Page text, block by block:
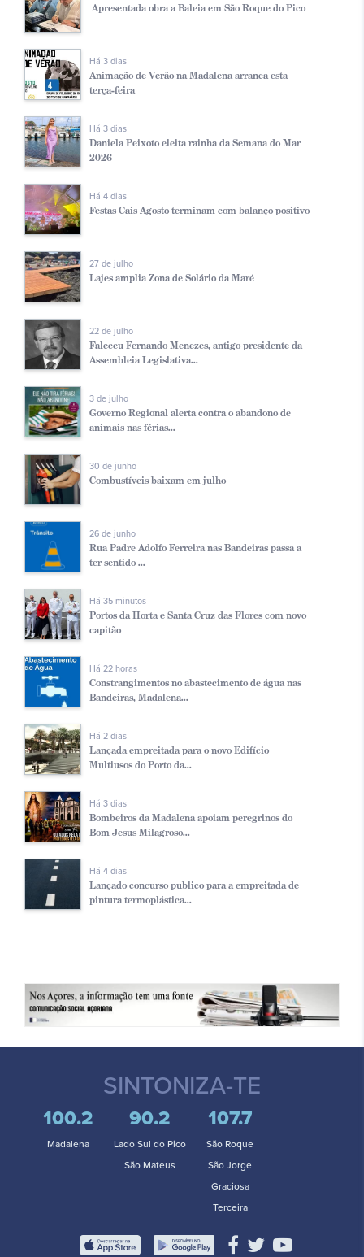
Apresentada obra a Baleia em São Roque do Pico
Há 3 dias
Animação de Verão na Madalena arranca esta
terça-feira
Há 3 dias
Daniela Peixoto eleita rainha da Semana do Mar
2026
Há 4 dias
Festas Cais Agosto terminam com balanço positivo
27 de julho
Lajes amplia Zona de Solário da Maré
22 de julho
Faleceu Fernando Menezes, antigo presidente da
Assembleia Legislativa...
3 de julho
Governo Regional alerta contra o abandono de
animais nas férias...
30 de junho
Combustíveis baixam em julho
26 de junho
Rua Padre Adolfo Ferreira nas Bandeiras passa a
ter sentido ...
Há 35 minutos
Portos da Horta e Santa Cruz das Flores com novo
capitão
Há 22 horas
Constrangimentos no abastecimento de água nas
Bandeiras, Madalena...
Há 2 dias
Lançada empreitada para o novo Edifício
Multiusos do Porto da...
Há 3 dias
Bombeiros da Madalena apoiam peregrinos do
Bom Jesus Milagroso...
Há 4 dias
Lançado concurso publico para a empreitada de
pintura termoplástica...
SINTONIZA-TE
100.2
Madalena
90.2
Lado Sul do Pico
São Mateus
107.7
São Roque
São Jorge
Graciosa
Terceira